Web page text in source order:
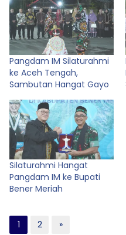
Pangdam IM Silaturahmi
ke Aceh Tengah,
Sambutan Hangat Gayo
Silaturahmi Hangat
Pangdam IM ke Bupati
Bener Meriah
1 2 »